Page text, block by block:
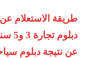
عن نتيجة دبلوم